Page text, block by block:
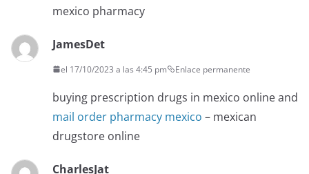
mexico pharmacy
JamesDet
el 17/10/2023 a las 4:45 pm Enlace permanente
buying prescription drugs in mexico online and
mail order pharmacy mexico – mexican
drugstore online
CharlesJat